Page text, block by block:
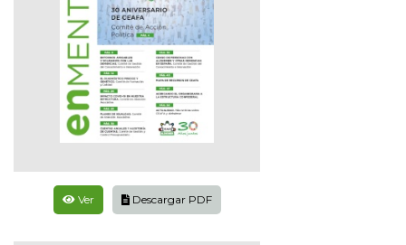
Ver Descargar PDF